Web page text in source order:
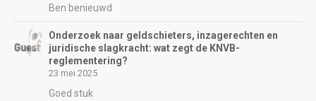
Ben benieuwd
Onderzoek naar geldschieters, inzagerechten en
juridische slagkracht: wat zegt de KNVB-
reglementering?
23 mei 2025
Goed stuk